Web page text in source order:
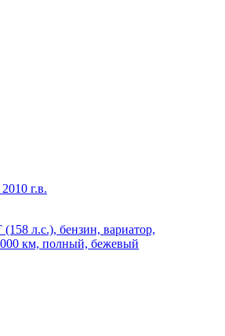
2010 г.в.
л.с.), бензин, вариатор,
км, полный, бежевый